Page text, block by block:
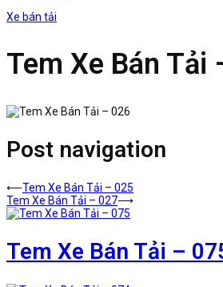
Xe bán tải
Tem Xe Bán Tải
Post navigation
⟵Tem Xe Bán Tải – 025
Tem Xe Bán Tải – 027⟶
Tem Xe Bán Tải –